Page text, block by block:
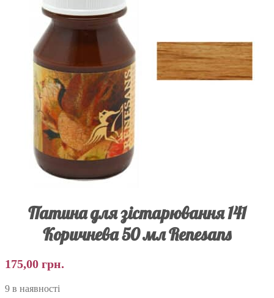
Патина для зістарювання 141
Коричнева 50 мл Renesans
175,00 грн.
9 в наявності